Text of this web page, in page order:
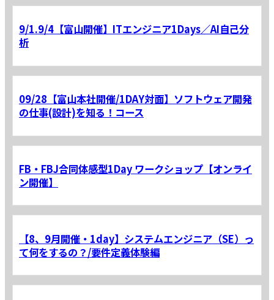
9/1.9/4【富山開催】ITエンジニア1Days／AI自己分
析
09/28【富山本社開催/1DAY対面】ソフトウェア開発
の仕事(設計)を知る！コース
FB・FBJ合同体感型1Day ワークショップ【オンライ
ン開催】
【8、9月開催・1day】システムエンジニア（SE）っ
て何をするの？/要件定義体験編